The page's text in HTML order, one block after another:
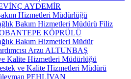
AYDEMİR
Hizmetleri Müdürlüğü
Bakım Hizmetleri Müdürü Filiz
KÖPRÜLÜ
Bakım Hizmetleri Müdür
Arzu ALTUNBAŞ
Kalite Hizmetleri Müdürlüğü
ve Kalite Hizmetleri Müdürü
PEHLİVAN